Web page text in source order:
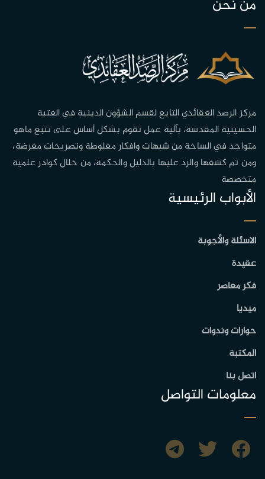
من نحن
مركز الرصد العقائدي التابع لقسم الشؤون الدينية في العتبة
الحسينية المقدسة، بآلية عمل تقوم بشكل أساس على تتبع ماهو
متواجد في الساحة من شبهات وافكار مغلوطة وتصريحات مغرضة،
ومن ثم كشفها والرد عليها بالدليل والحكمة، من خلال كوادر علمية
متخصصة
الأبواب الرئيسية
الاسئلة والأجوبة
عقيدة
فكر معاصر
ميديا
حوارات وندوات
المكتبة
اتصل بنا
معلومات التواصل